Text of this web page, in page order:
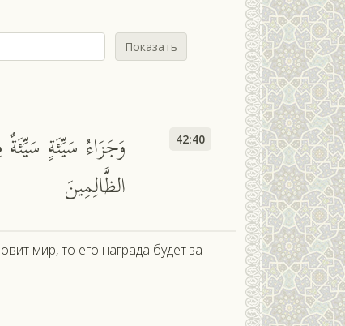
Показать
وَجَزَاءُ سَيِّئَةٍ
الظَّالِمِينَ
42:40
мир, то его награда будет за